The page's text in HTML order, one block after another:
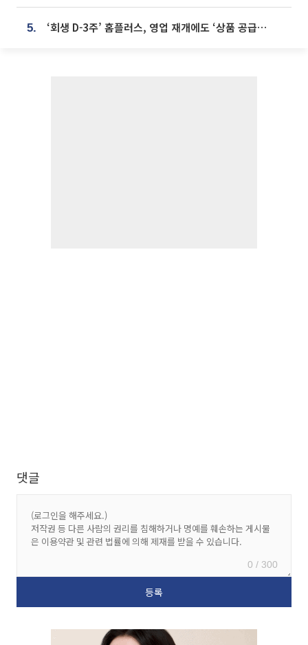
5. ‘회생 D-3주’ 홈플러스, 영업 재개에도 ‘상품 공급망’ 복구가 생존 관건
댓글
0 / 300